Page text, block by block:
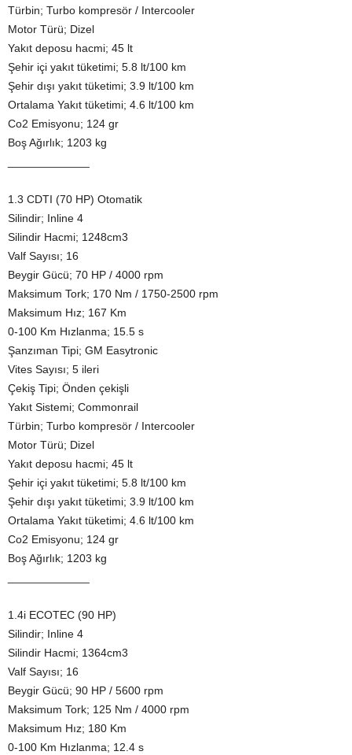
Türbin; Turbo kompresör / Intercooler
Motor Türü; Dizel
Yakıt deposu hacmi; 45 lt
Şehir içi yakıt tüketimi; 5.8 lt/100 km
Şehir dışı yakıt tüketimi; 3.9 lt/100 km
Ortalama Yakıt tüketimi; 4.6 lt/100 km
Co2 Emisyonu; 124 gr
Boş Ağırlık; 1203 kg
1.3 CDTI (70 HP) Otomatik
Silindir; Inline 4
Silindir Hacmi; 1248cm3
Valf Sayısı; 16
Beygir Gücü; 70 HP / 4000 rpm
Maksimum Tork; 170 Nm / 1750-2500 rpm
Maksimum Hız; 167 Km
0-100 Km Hızlanma; 15.5 s
Şanzıman Tipi; GM Easytronic
Vites Sayısı; 5 ileri
Çekiş Tipi; Önden çekişli
Yakıt Sistemi; Commonrail
Türbin; Turbo kompresör / Intercooler
Motor Türü; Dizel
Yakıt deposu hacmi; 45 lt
Şehir içi yakıt tüketimi; 5.8 lt/100 km
Şehir dışı yakıt tüketimi; 3.9 lt/100 km
Ortalama Yakıt tüketimi; 4.6 lt/100 km
Co2 Emisyonu; 124 gr
Boş Ağırlık; 1203 kg
1.4i ECOTEC (90 HP)
Silindir; Inline 4
Silindir Hacmi; 1364cm3
Valf Sayısı; 16
Beygir Gücü; 90 HP / 5600 rpm
Maksimum Tork; 125 Nm / 4000 rpm
Maksimum Hız; 180 Km
0-100 Km Hızlanma; 12.4 s